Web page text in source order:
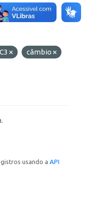
C3
câmbio
usando a API